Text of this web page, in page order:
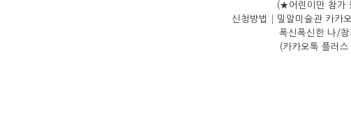
(★어린이만 참가 불
신청방법│밀알미술관 카카
폭신폭신한 나/참가자
(카카오톡 플러스 친